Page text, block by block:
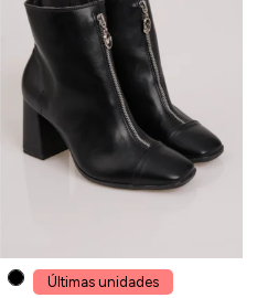
Últimas unidades